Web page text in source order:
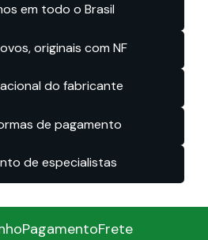
em todo o Brasil
originais com NF
do fabricante
de pagamento
de especialistas
PagamentoFrete